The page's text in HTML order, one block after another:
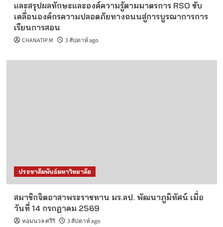
และสรุปผลทักษะและองค์ความรู้ตามมาตรการ RSO ขับ
เคลื่อนองค์กรความปลอดภัยทางถนนสู่การบูรณาการการ
เรียนการสอน
CHANATIP.M 3 สัปดาห์ ago
ประชาสัมพันธ์มหาวิทยาลัย
สมาชิกจิตอาสาพระราชทาน มร.ลป. พัฒนาภูมิทัศน์ เมื่อ
วันที่ 14 กรกฎาคม 2569
หอมนวล ศรีริ 3 สัปดาห์ ago